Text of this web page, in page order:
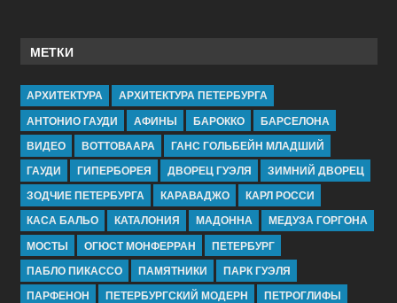
МЕТКИ
АРХИТЕКТУРА
АРХИТЕКТУРА ПЕТЕРБУРГА
АНТОНИО ГАУДИ
АФИНЫ БАРОККО
БАРСЕЛОНА
ВИДЕО
ВОТТОВААРА
ГАНС ГОЛЬБЕЙН МЛАДШИЙ
ГАУДИ
ГИПЕРБОРЕЯ ДВОРЕЦ ГУЭЛЯ
ЗИМНИЙ ДВОРЕЦ
ЗОДЧИЕ ПЕТЕРБУРГА
КАРАВАДЖО
КАРЛ РОССИ
КАСА БАЛЬО
КАТАЛОНИЯ МАДОННА
МЕДУЗА ГОРГОНА
МОСТЫ
ОГЮСТ МОНФЕРРАН
ПЕТЕРБУРГ
ПАБЛО ПИКАССО
ПАМЯТНИКИ
ПАРК ГУЭЛЯ
ПАРФЕНОН
ПЕТЕРБУРГСКИЙ МОДЕРН ПЕТРОГЛИФЫ